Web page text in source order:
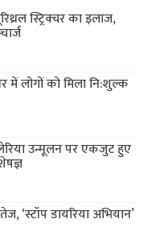
स्ट्रिक्चर का इलाज,
में लोगों को मिला नि:शुल्क
उन्मूलन पर एकजुट हुए
‘स्टॉप डायरिया अभियान’